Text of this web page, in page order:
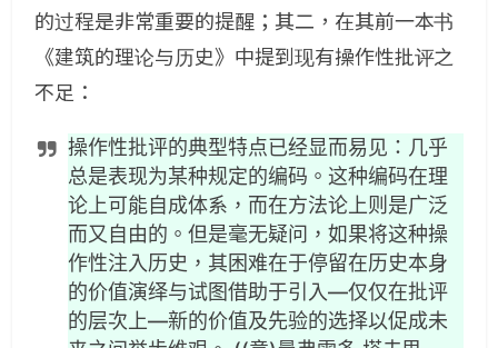
的过程是非常重要的提醒；其二，在其前一本书
《建筑的理论与历史》中提到现有操作性批评之
不足：
操作性批评的典型特点已经显⽽易见：几乎
总是表现为某种规定的编码。这种编码在理
论上可能⾃成体系，⽽在⽅法论上则是广泛
⽽又⾃由的。但是毫无疑问，如果将这种操
作性注入历史，其困难在于停留在历史本身
的价值演绎与试图借助于引入—仅仅在批评
的层次上—新的价值及先验的选择以促成未